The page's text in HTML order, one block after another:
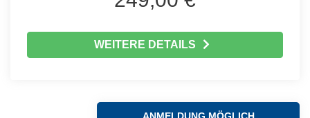
WEITERE DETAILS